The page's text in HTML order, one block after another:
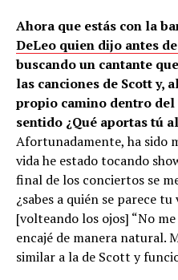
Ahora que estás con la
DeLeo quien dijo antes
buscando un cantante
las canciones de Scott y,
propio camino dentro del
sentido ¿Qué aportas tú
Afortunadamente, ha sido
vida he estado tocando
final de los conciertos se
¿sabes a quién se parece tu
[volteando los ojos] “No
encajé de manera natural.
similar a la de Scott y